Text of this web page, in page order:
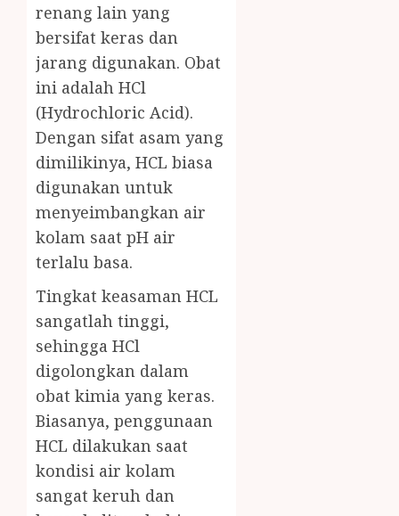
renang lain yang
bersifat keras dan
jarang digunakan. Obat
ini adalah HCl
(Hydrochloric Acid).
Dengan sifat asam yang
dimilikinya, HCL biasa
digunakan untuk
menyeimbangkan air
kolam saat pH air
terlalu basa.
Tingkat keasaman HCL
sangatlah tinggi,
sehingga HCl
digolongkan dalam
obat kimia yang keras.
Biasanya, penggunaan
HCL dilakukan saat
kondisi air kolam
sangat keruh dan